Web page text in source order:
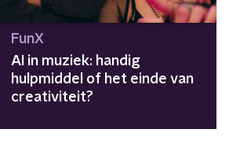
FunX
AI in muziek: handig
hulpmiddel of het einde van
creativiteit?